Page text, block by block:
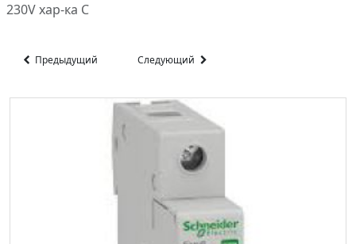
230V хар-ка С
Предыдущий Следующий